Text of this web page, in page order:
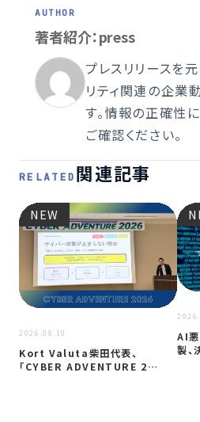
著者紹介：press
プレスリリースを
リティ関連の企業
す。情報の正確性
ご確認ください。
RELATED 関連記事
NEW
2026.08.10
Kort Valuta柴田代表、
「CYBER ADVENTURE 2…
AI悪
製